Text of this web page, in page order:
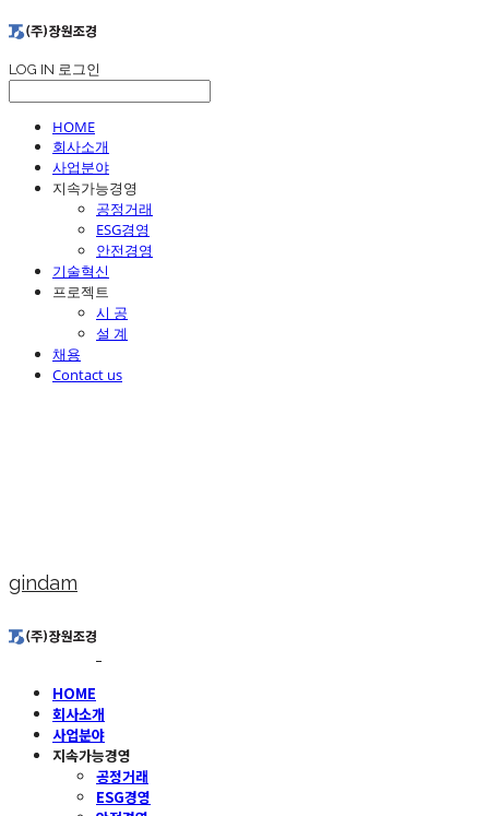
LOG IN 로그인
HOME
회사소개
사업분야
지속가능경영
공정거래
ESG경영
안전경영
기술혁신
프로젝트
시 공
설 계
채용
Contact us
gindam
HOME
회사소개
사업분야
지속가능경영
공정거래
ESG경영